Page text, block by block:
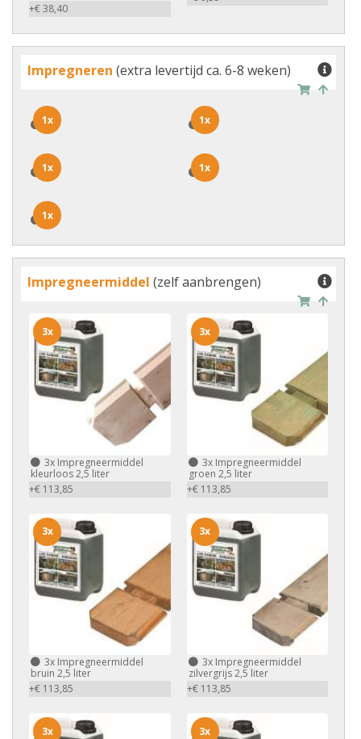
+€ 38,40
Impregneren (extra levertijd ca. 6-8 weken)
1x
1x 1x
1x
1x
1x 1x
1x
1x
1x
Impregneermiddel (zelf aanbrengen)
3x Impregneermiddel
kleurloos 2,5 liter
+€ 113,85
3x
3xImpregneermiddel
groen 2,5 liter
+€ 113,85
3x
3x Impregneermiddel
bruin 2,5 liter
+€ 113,85
3x
3xImpregneermiddel
zilvergrijs 2,5 liter
+€ 113,85
3x
3x 3x